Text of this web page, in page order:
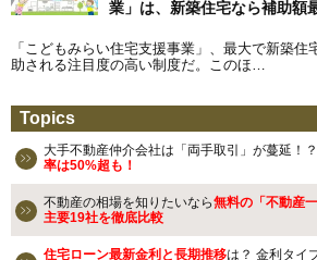
業」は、新築住宅なら補助額
「こどもみらい住宅支援事業」、最大で新築住
助される注目度の高い制度だ。このほ…
Topics
大手不動産仲介会社は「両手取引」が蔓延！？
率は50%超も！
不動産の相場を知りたいなら無料の「不動産一
主要19社を徹底比較
住宅ローン最新金利と長期推移は？ 金利タイ